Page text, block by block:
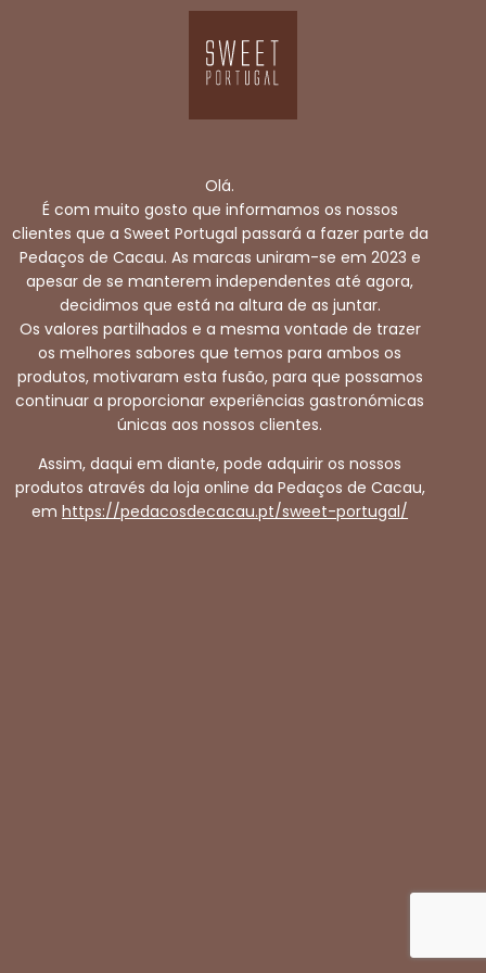
Olá.
É com muito gosto que informamos os nossos
clientes que a Sweet Portugal passará a fazer parte da
Pedaços de Cacau. As marcas uniram-se em 2023 e
apesar de se manterem independentes até agora,
decidimos que está na altura de as juntar.
Os valores partilhados e a mesma vontade de trazer
os melhores sabores que temos para ambos os
produtos, motivaram esta fusão, para que possamos
continuar a proporcionar experiências gastronómicas
únicas aos nossos clientes.
Assim, daqui em diante, pode adquirir os nossos
produtos através da loja online da Pedaços de Cacau,
emhttps://pedacosdecacau.pt/sweet-portugal/